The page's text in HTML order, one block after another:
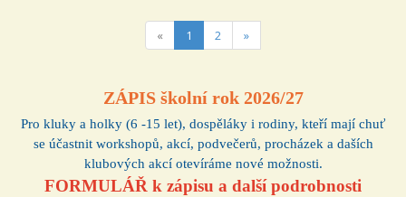
« 1 (current)
2 »
ZÁPIS školní rok 2026/27
Pro kluky a holky (6 -15 let), dospěláky i rodiny, kteří mají chuť
se účastnit workshopů, akcí, podvečerů, procházek a daších
klubových akcí otevíráme nové možnosti.
FORMULÁŘ k zápisu a další podrobnosti